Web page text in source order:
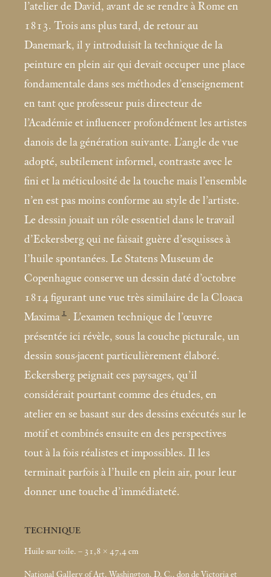
l’atelier de David, avant de se rendre à Rome en
1813. Trois ans plus tard, de retour au
Danemark, il y introduisit la technique de la
peinture en plein air qui devait occuper une place
fondamentale dans ses méthodes d’enseignement
en tant que professeur puis directeur de
l’Académie et influencer profondément les artistes
danois de la génération suivante. L’angle de vue
adopté, subtilement informel, contraste avec le
fini et la méticulosité de la touche mais l’ensemble
n’en est pas moins conforme au style de l’artiste.
Le dessin jouait un rôle essentiel dans le travail
d’Eckersberg qui ne faisait guère d’esquisses à
l’huile spontanées. Le Statens Museum de
Copenhague conserve un dessin daté d’octobre
1814 figurant une vue très similaire de la Cloaca
Maxima 1 . L’examen technique de l’œuvre
présentée ici révèle, sous la couche picturale, un
dessin sous-jacent particulièrement élaboré.
Eckersberg peignait ces paysages, qu’il
considérait pourtant comme des études, en
atelier en se basant sur des dessins exécutés sur le
motif et combinés ensuite en des perspectives
tout à la fois réalistes et impossibles. Il les
terminait parfois à l’huile en plein air, pour leur
donner une touche d’immédiateté.
TECHNIQUE
Huile sur toile. – 31,8 × 47,4cm
National Gallery of Art, Washington, D. C., don de Victoria et